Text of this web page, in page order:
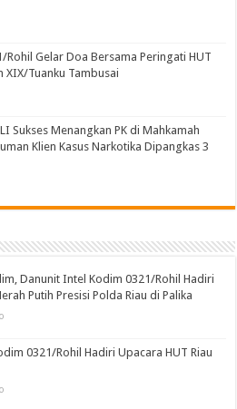
Rohil Gelar Doa Bersama Peringati HUT
XIX/Tuanku Tambusai
Sukses Menangkan PK di Mahkamah
Klien Kasus Narkotika Dipangkas 3
Danunit Intel Kodim 0321/Rohil Hadiri
Putih Presisi Polda Riau di Palika
0321/Rohil Hadiri Upacara HUT Riau